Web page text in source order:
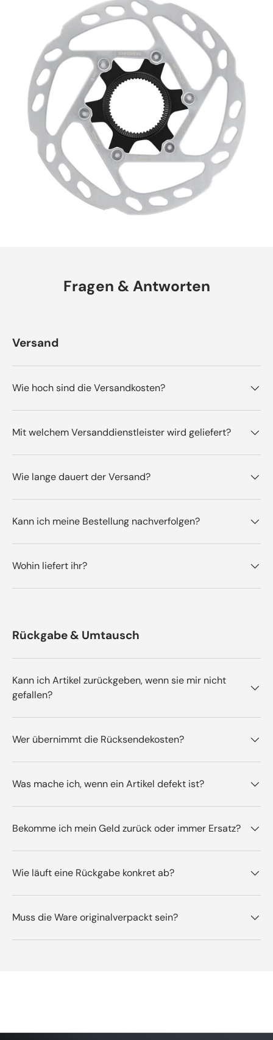
Fragen & Antworten
Versand
Wie hoch sind die Versandkosten?
Mit welchem Versanddienstleister wird geliefert?
Wie lange dauert der Versand?
Kann ich meine Bestellung nachverfolgen?
Wohin liefert ihr?
Rückgabe & Umtausch
Kann ich Artikel zurückgeben, wenn sie mir nicht
gefallen?
Wer übernimmt die Rücksendekosten?
Was mache ich, wenn ein Artikel defekt ist?
Bekomme ich mein Geld zurück oder immer Ersatz?
Wie läuft eine Rückgabe konkret ab?
Muss die Ware originalverpackt sein?